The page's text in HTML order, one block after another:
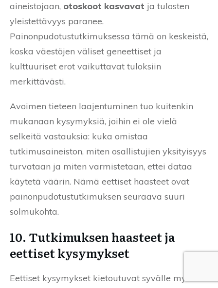
aineistojaan, otoskoot kasvavat ja tulosten
yleistettävyys paranee.
Painonpudotustutkimuksessa tämä on keskeistä,
koska väestöjen väliset geneettiset ja
kulttuuriset erot vaikuttavat tuloksiin
merkittävästi.
Avoimen tieteen laajentuminen tuo kuitenkin
mukanaan kysymyksiä, joihin ei ole vielä
selkeitä vastauksia: kuka omistaa
tutkimusaineiston, miten osallistujien yksityisyys
turvataan ja miten varmistetaan, ettei dataa
käytetä väärin. Nämä eettiset haasteet ovat
painonpudotustutkimuksen seuraava suuri
solmukohta.
10. Tutkimuksen haasteet ja
eettiset kysymykset
Eettiset kysymykset kietoutuvat syvälle myös